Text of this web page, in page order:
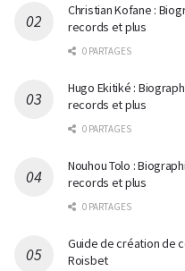
Christian Kofane :
records et plus
0 PARTAGES
Hugo Ekitiké :
records et plus
0 PARTAGES
Nouhou Tolo :
records et plus
0 PARTAGES
Guide de création de
Roisbet